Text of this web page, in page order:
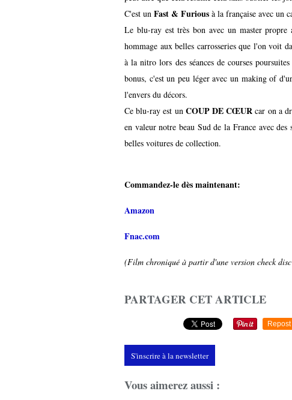
C'est un Fast & Furious à la française avec un
Le blu-ray est très bon avec un master propre
hommage aux belles carrosseries que l'on voit
à la nitro lors des séances de courses
bonus, c'est un peu léger avec un making of
l'envers du décors.
Ce blu-ray est un COUP DE CŒUR car on a
en valeur notre beau Sud de la France avec des
belles voitures de collection.
Commandez-le dès maintenant:
Amazon
Fnac.com
(Film chroniqué à partir d'une version check
PARTAGER CET ARTICLE
Repost
S'inscrire à la newsletter
Vous aimerez aussi :